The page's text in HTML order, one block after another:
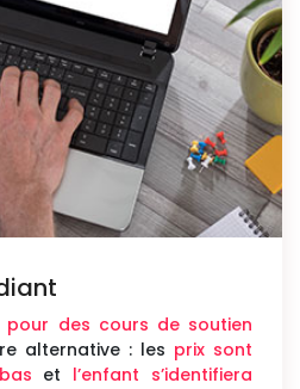
pour des cours de soutien
alternative : les prix sont
et l’enfant s’identifiera